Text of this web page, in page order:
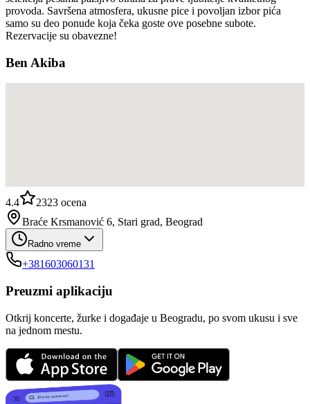
provoda. Savršena atmosfera, ukusne pice i povoljan izbor pića
samo su deo ponude koja čeka goste ove posebne subote.
Rezervacije su obavezne!
Ben Akiba
4.4 2323 ocena
Braće Krsmanović 6, Stari grad, Beograd
Radno vreme
+381603060131
Preuzmi aplikaciju
Otkrij koncerte, žurke i događaje u Beogradu, po svom ukusu i sve
na jednom mestu.